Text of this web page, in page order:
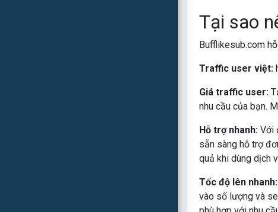
Tại sao
Bufflikesub.com
Traffic user việt:
Giá traffic user:
nhu cầu của bạn.
Hỗ trợ nhanh:Với
sẵn sàng hỗ trợ
quả khi dùng dịch
Tốc độ lên nhanh:
vào số lượng và